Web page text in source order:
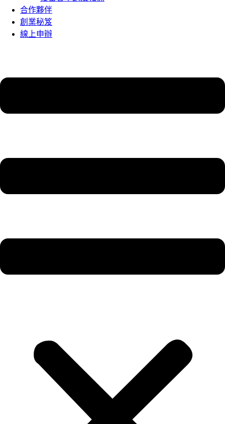
合作夥伴
創業秘笈
線上申辦